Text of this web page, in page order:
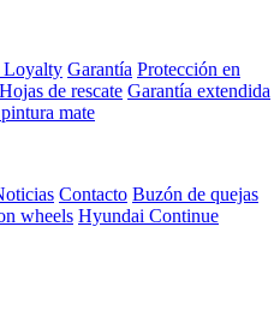
Loyalty Garantía Protección en
Hojas de rescate Garantía extendida
mate⁠
Contacto Buzón de quejas
wheels Hyundai Continue